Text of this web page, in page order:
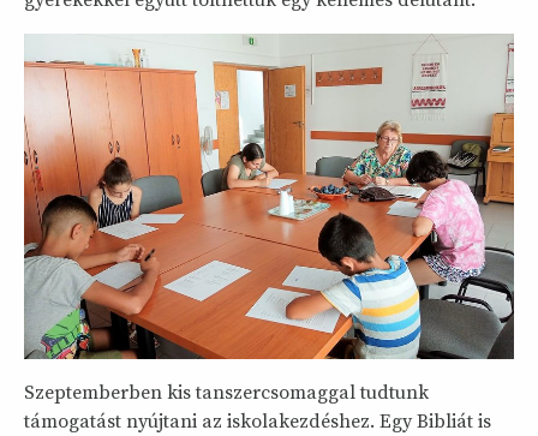
Szeptemberben kis tanszercsomaggal tudtunk
támogatást nyújtani az iskolakezdéshez. Egy Bibliát is